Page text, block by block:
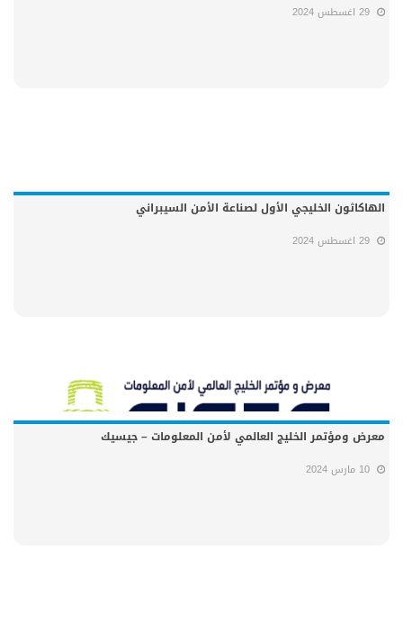
29 اغسطس 2024
الهاكاثون الخليجي الأول لصناعة الأمن السيبراني
29 اغسطس 2024
معرض ومؤتمر الخليج العالمي لأمن المعلومات – جيسيك
10 مارس 2024